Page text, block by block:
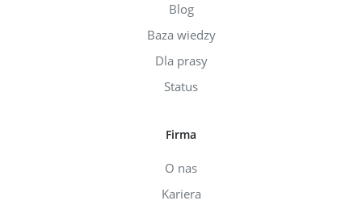
Blog
Baza wiedzy
Dla prasy
Status
Firma
O nas
Kariera